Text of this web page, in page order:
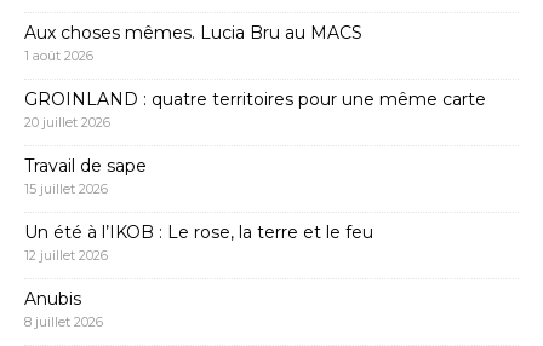
Aux choses mêmes. Lucia Bru au MACS
1 août 2026
GROINLAND : quatre territoires pour une même carte
20 juillet 2026
Travail de sape
15 juillet 2026
Un été à l’IKOB : Le rose, la terre et le feu
12 juillet 2026
Anubis
8 juillet 2026